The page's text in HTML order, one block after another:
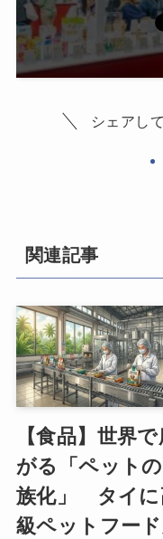
シェアし
関連記事
【食品】世界
がる「ペット
族化」 タイに
級ペットフー